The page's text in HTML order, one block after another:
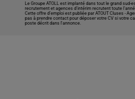
Le Groupe ATOLL est implanté dans tout le grand sud-
recrutement et agences d’intérim recrutent toute
Cette offre d’emploi est publiée par ATOUT Cluses -
pas à prendre contact pour déposer votre CV si votre
poste décrit dans l'annonce.